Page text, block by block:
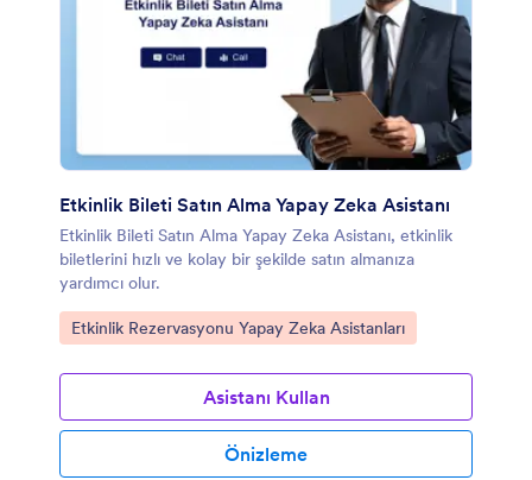
Etkinlik Bileti Satın Alma Yapay Zeka Asistanı
Etkinlik Bileti Satın Alma Yapay Zeka Asistanı, etkinlik
biletlerini hızlı ve kolay bir şekilde satın almanıza
yardımcı olur.
Kategoriye git:
Etkinlik Rezervasyonu Yapay Zeka Asistanları
Asistanı Kullan
Önizleme